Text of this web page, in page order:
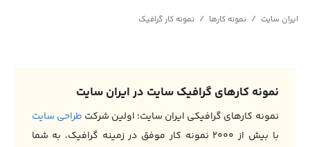
ایران سایت / نمونه کارها / نمونه کار گرافیک
نمونه کارهای گرافیک سایت در ایران سایت
نمونه کارهای گرافیکی ایران سایت؛ اولین شرکت طراحی سایت
با بیش از ۲۰۰۰ نمونه کار موفق در زمینه گرافیک، به شما